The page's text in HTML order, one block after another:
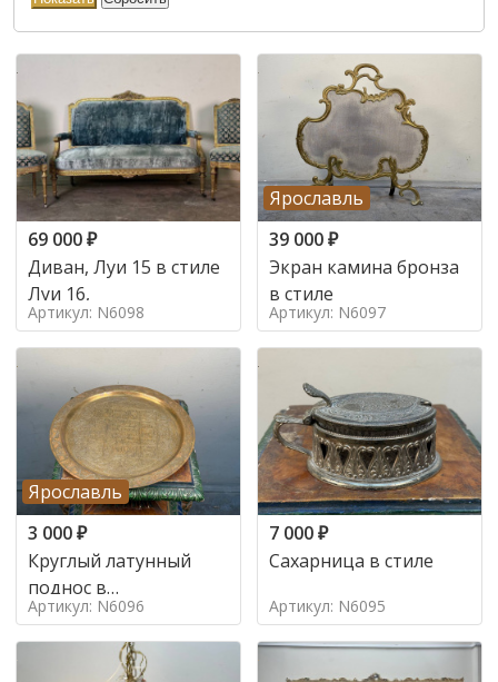
69 000₽
Диван, Луи 15 в стиле
Луи 16,
Артикул: N6098
Ярославль
39 000₽
Экран камина бронза
в стиле
Артикул: N6097
Ярославль
3 000₽
Круглый латунный
поднос в
марокканском стиле в
стиле
Артикул: N6096
7 000₽
Сахарница в стиле
Артикул: N6095